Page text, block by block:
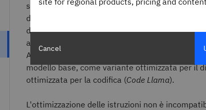
scopi, dalla personalizzazione dello stile
di base del modello pre-addestrato, fino
d'uso specifico. Sebbene l'ottimizzazione non
architettura di
Ad esempio, la
di
modello base, come variante ottimizzata per il
ottimizzata per la codifica (Code Llama).
L'ottimizzazione delle istruzioni non è
Cancel